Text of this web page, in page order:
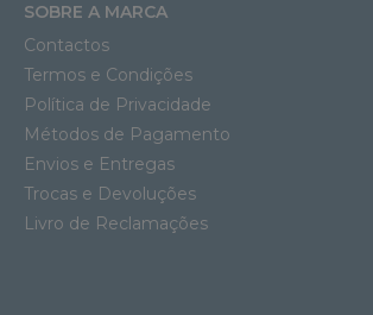
SOBRE A MARCA
Contactos
Termos e Condições
Política de Privacidade
Métodos de Pagamento
Envios e Entregas
Trocas e Devoluções
Livro de Reclamações